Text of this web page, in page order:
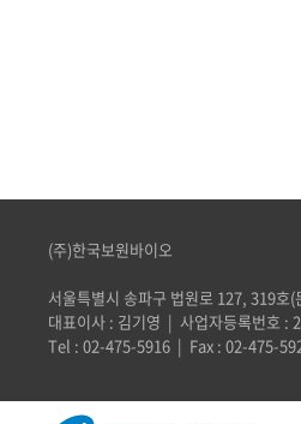
(주)한국보원바이오
서울특별시 송파구 법원로 127, 319호
대표이사 : 김기영 | 사업자등록번호 :
Tel : 02-475-5916 | Fax : 02-475-